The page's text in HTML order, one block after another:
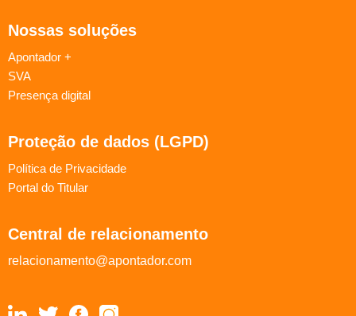
Nossas soluções
Apontador +
SVA
Presença digital
Proteção de dados (LGPD)
Política de Privacidade
Portal do Titular
Central de relacionamento
relacionamento@apontador.com